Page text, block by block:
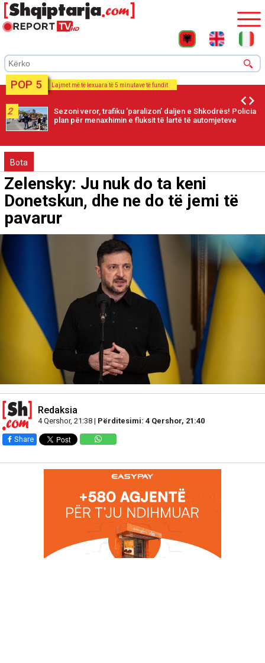
POP 5 Lajmet më të lexuara të 5 minutave të fundit
2
Sezoni veror, trafiku ‘paralizon’ daljen e Shkodrës! Policia
plan për menaxhimin e fluksit të lartë të automjeteve
Bota
Zelensky: Ju nuk do ta keni
Donetskun, dhe ne do të jemi të
pavarur
Redaksia
4 Qershor, 21:38 | Përditesimi: 4 Qershor, 21:40
Share